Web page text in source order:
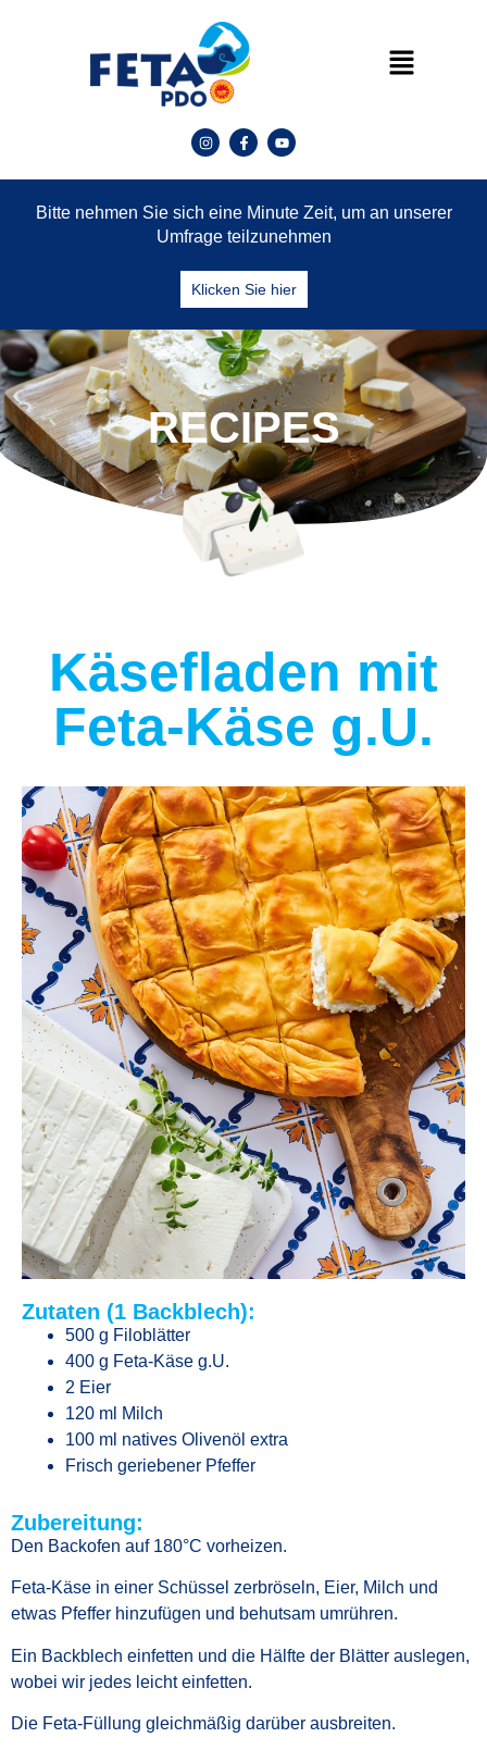
Bitte nehmen Sie sich eine Minute Zeit, um an unserer
Umfrage teilzunehmen
Klicken Sie hier
RECIPES
Käsefladen mit
Feta-Käse g.U.
Zutaten (1 Backblech):
500 g Filoblätter
400 g Feta-Käse g.U.
2 Eier
120 ml Milch
100 ml natives Olivenöl extra
Frisch geriebener Pfeffer
Zubereitung:
Den Backofen auf 180°C vorheizen.
Feta-Käse in einer Schüssel zerbröseln, Eier, Milch und
etwas Pfeffer hinzufügen und behutsam umrühren.
Ein Backblech einfetten und die Hälfte der Blätter auslegen,
wobei wir jedes leicht einfetten.
Die Feta-Füllung gleichmäßig darüber ausbreiten.